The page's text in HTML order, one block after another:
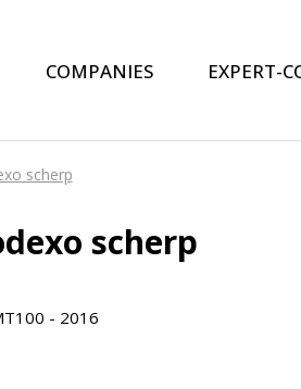
COMPANIES EXPERT-
scherp
scherp
- 2016